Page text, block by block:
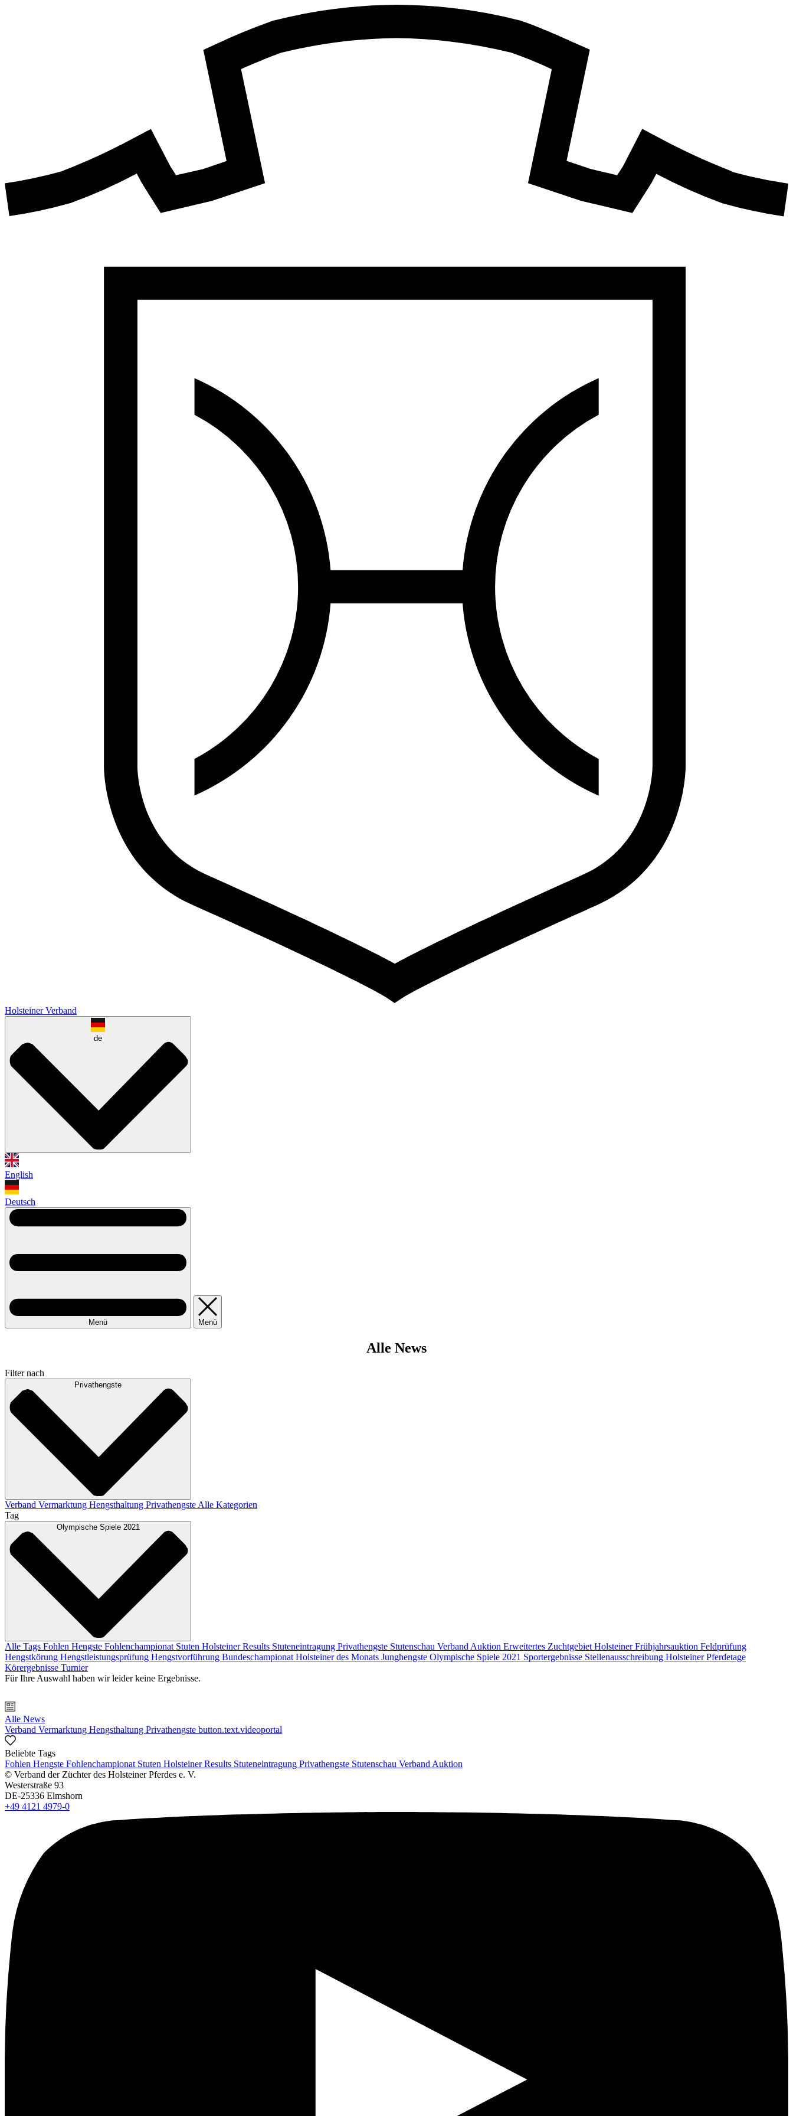
Holsteiner Verband
de
English
Deutsch
Menü Menü
Alle News
Filter nach
Privathengste
Verband Vermarktung Hengsthaltung Privathengste Alle Kategorien
Tag
Olympische Spiele 2021
Alle Tags Fohlen Hengste Fohlenchampionat Stuten Holsteiner Results Stuteneintragung Privathengste Stutenschau Verband Auktion Erweitertes Zuchtgebiet Holsteiner Frühjahrsauktion Feldprüfung
Hengstkörung Hengstleistungsprüfung Hengstvorführung Bundeschampionat Holsteiner des Monats Junghengste Olympische Spiele 2021 Sportergebnisse Stellenausschreibung Holsteiner Pferdetage
Körergebnisse Turnier
Für Ihre Auswahl haben wir leider keine Ergebnisse.
Alle News
Verband Vermarktung Hengsthaltung Privathengste button.text.videoportal
Beliebte Tags
Fohlen Hengste Fohlenchampionat Stuten Holsteiner Results Stuteneintragung Privathengste Stutenschau Verband Auktion
© Verband der Züchter des Holsteiner Pferdes e. V.
Westerstraße 93
DE-25336 Elmshorn
+49 4121 4979-0